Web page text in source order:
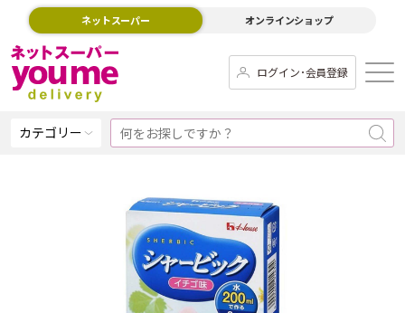
ネットスーパー オンラインショップ
ログイン･会員登録
カテゴリー